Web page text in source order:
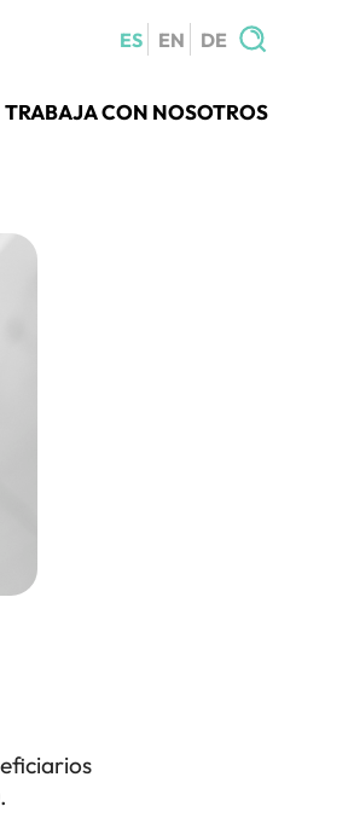
ES EN DE
TRABAJA CON NOSOTROS